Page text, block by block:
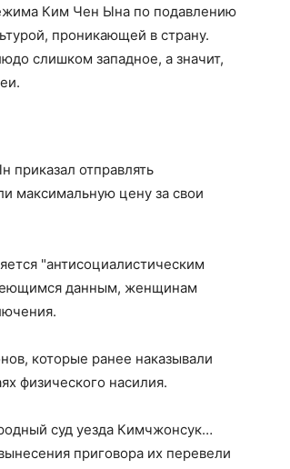
Ким Чен Ына по подавлению
проникающей в страну.
слишком западное, а значит,
приказал отправлять
максимальную цену за свои
"антисоциалистическим
данным, женщинам
которые ранее наказывали
физического насилия.
суд уезда Кимчжонсук…
приговора их перевели